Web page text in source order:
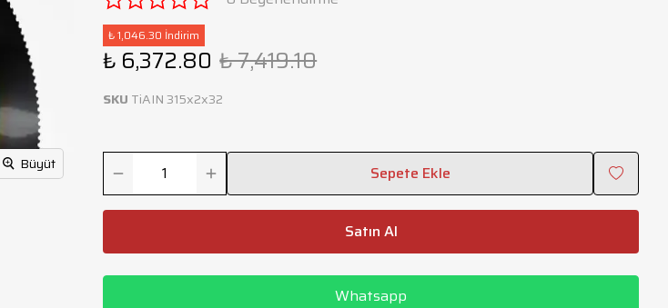
Büyüt
₺ 1,046.30 İndirim
₺ 6,372.80 ₺ 7,419.10
SKU TiAIN 315x2x32
Sepete Ekle
Satın Al
Whatsapp